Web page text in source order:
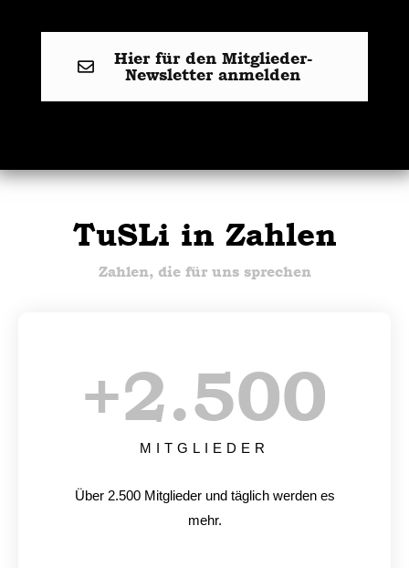
Hier für den Mitglieder-
Newsletter anmelden
TuSLi in Zahlen
Zahlen, die für uns sprechen
MITGLIEDER
+2.500
Über 2.500 Mitglieder und täglich werden es
mehr.